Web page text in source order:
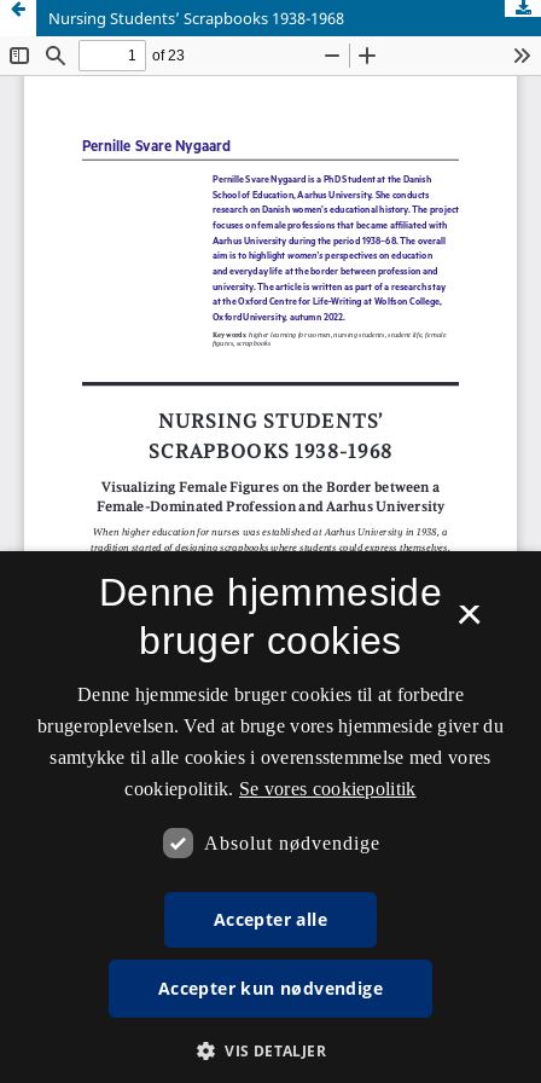
Nursing Students’ Scrapbooks 1938-1968
×
Denne hjemmeside
bruger cookies
Denne hjemmeside bruger cookies til at forbedre
brugeroplevelsen. Ved at bruge vores hjemmeside giver du
samtykke til alle cookies i overensstemmelse med vores
cookiepolitik. Se vores cookiepolitik
Absolut nødvendige
Accepter alle
Accepter kun nødvendige
VIS DETALJER